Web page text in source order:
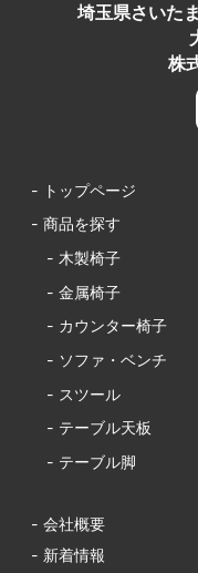
埼玉県さいた
株
- トップページ
- 商品を探す
- 木製椅子
- 金属椅子
- カウンター椅子
- ソファ・ベンチ
- スツール
- テーブル天板
- テーブル脚
- 会社概要
- 新着情報